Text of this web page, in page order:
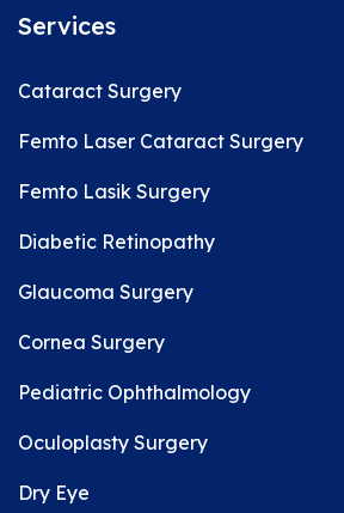
Services
Cataract Surgery
Femto Laser Cataract Surgery
Femto Lasik Surgery
Diabetic Retinopathy
Glaucoma Surgery
Cornea Surgery
Pediatric Ophthalmology
Oculoplasty Surgery
Dry Eye